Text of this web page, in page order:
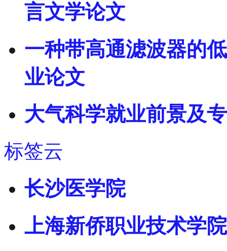
言文学论文
一种带高通滤波器的
业论文
大气科学就业前景及
标签云
长沙医学院
上海新侨职业技术学院